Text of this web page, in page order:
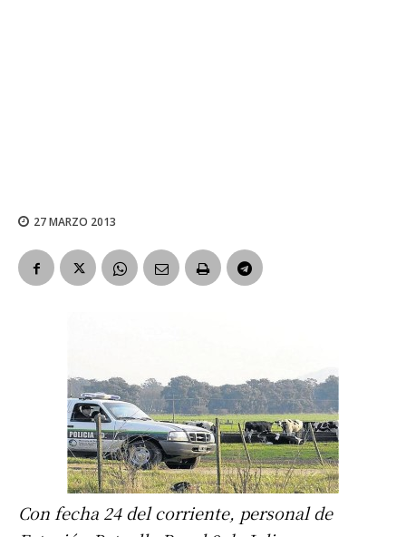
27 MARZO 2013
Con fecha 24 del corriente, personal de